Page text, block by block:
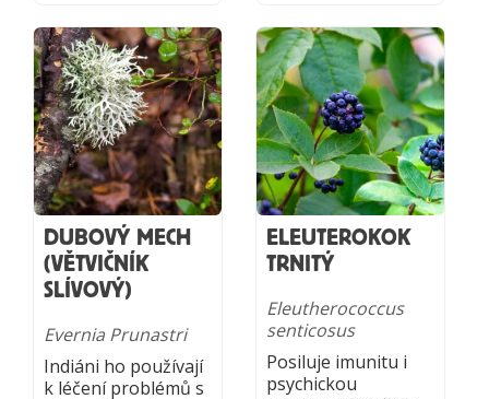
DUBOVÝ MECH
(VĚTVIČNÍK
SLÍVOVÝ)
Evernia Prunastri
Indiáni ho používají
k léčení problémů s
ELEUTEROKOK
TRNITÝ
Eleutherococcus
senticosus
Posiluje imunitu i
psychickou